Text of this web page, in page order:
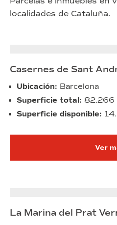
localidades de Cataluña.
Casernes de Sant
Ubicación: Barcelona
Superficie total: 82.266
Superficie disponible:
Ver
La Marina del Prat